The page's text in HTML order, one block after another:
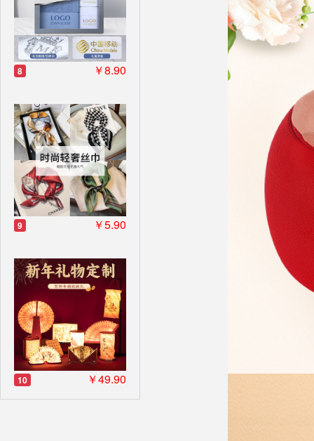
8 ￥8.90
9 ￥5.90
10 ￥49.90